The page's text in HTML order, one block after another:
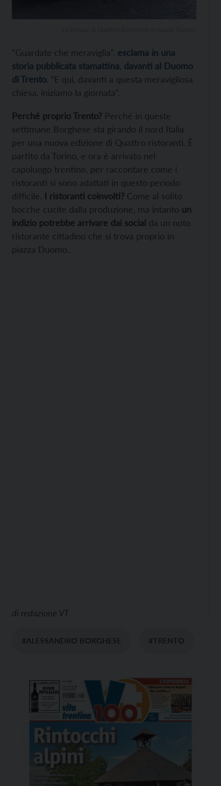
“Guardate che meraviglia”, esclama in una
storia pubblicata stamattina, davanti al Duomo
di Trento. “E qui, davanti a questa meravigliosa
chiesa, iniziamo la giornata”.
Perché proprio Trento? Perché in queste
settimane Borghese sta girando il nord Italia
per una nuova edizione di Quattro ristoranti. È
partito da Torino, e ora è arrivato nel
capoluogo trentino, per raccontare come i
ristoranti si sono adattati in questo periodo
difficile. I ristoranti coinvolti? Come al solito
bocche cucite dalla produzione, ma intanto un
indizio potrebbe arrivare dai social da un noto
ristorante cittadino che si trova proprio in
piazza Duomo..
di redazione VT
#ALESSANDRO BORGHESE #TRENTO